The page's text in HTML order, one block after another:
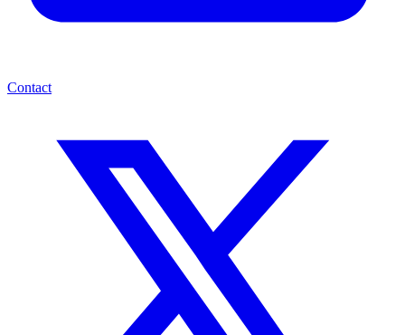
Contact